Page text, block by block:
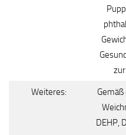
Weiteres:
DEHP,